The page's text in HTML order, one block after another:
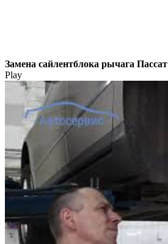
Замена сайлентблока рычага Пассат
Play